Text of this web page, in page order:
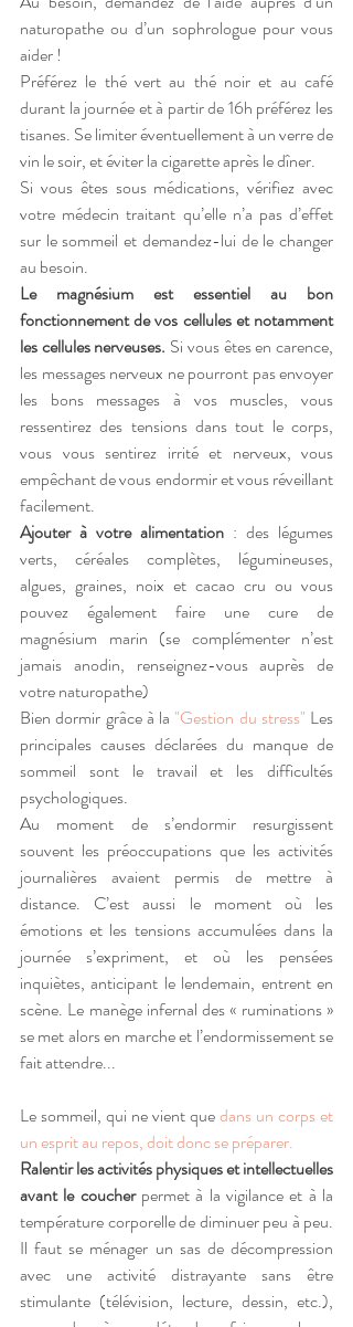
naturopathe ou d’un sophrologue pour vous
aider !
Préférez le thé vert au thé noir et au café
durant la journée et à partir de 16h préférez les
tisanes. Se limiter éventuellement à un verre de
vin le soir, et éviter la cigarette après le dîner.
Si vous êtes sous médications, vérifiez avec
votre médecin traitant qu’elle n’a pas d’effet
sur le sommeil et demandez-lui de le changer
au besoin.
Le magnésium est essentiel au bon
fonctionnement de vos cellules et notamment
les cellules nerveuses. Si vous êtes en carence,
les messages nerveux ne pourront pas envoyer
les bons messages à vos muscles, vous
ressentirez des tensions dans tout le corps,
vous vous sentirez irrité et nerveux, vous
empêchant de vous endormir et vous réveillant
facilement.
Ajouter à votre alimentation : des légumes
verts, céréales complètes, légumineuses,
algues, graines, noix et cacao cru ou vous
pouvez également faire une cure de
magnésium marin (se complémenter n’est
jamais anodin, renseignez-vous auprès de
votre naturopathe)
Bien dormir grâce à la "Gestion du stress" Les
principales causes déclarées du manque de
sommeil sont le travail et les difficultés
psychologiques.
Au moment de s’endormir resurgissent
souvent les préoccupations que les activités
journalières avaient permis de mettre à
distance. C’est aussi le moment où les
émotions et les tensions accumulées dans la
journée s’expriment, et où les pensées
inquiètes, anticipant le lendemain, entrent en
scène. Le manège infernal des « ruminations »
se met alors en marche et l’endormissement se
fait attendre...
Le sommeil, qui ne vient que dans un corps et
un esprit au repos, doit donc se préparer.
Ralentir les activités physiques et intellectuelles
avant le coucher permet à la vigilance et à la
température corporelle de diminuer peu à peu.
Il faut se ménager un sas de décompression
avec une activité distrayante sans être
stimulante (télévision, lecture, dessin, etc.),